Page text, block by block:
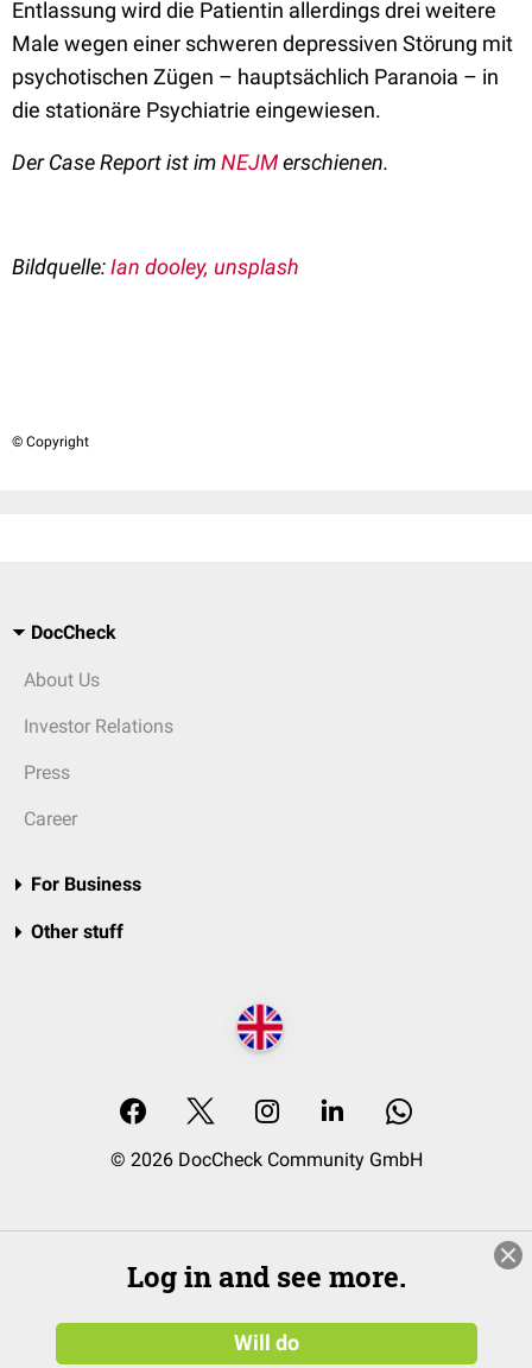
Entlassung wird die Patientin allerdings drei weitere
Male wegen einer schweren depressiven Störung mit
psychotischen Zügen – hauptsächlich Paranoia – in
die stationäre Psychiatrie eingewiesen.
Der Case Report ist imNEJMerschienen.
Bildquelle:Ian dooley, unsplash
© Copyright
DocCheck
About Us
Investor Relations
Press
Career
For Business
Other stuff
© 2026 DocCheck Community GmbH
Log in and see more.
Will do